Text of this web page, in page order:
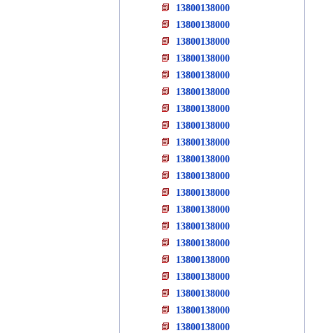
13800138000
13800138000
13800138000
13800138000
13800138000
13800138000
13800138000
13800138000
13800138000
13800138000
13800138000
13800138000
13800138000
13800138000
13800138000
13800138000
13800138000
13800138000
13800138000
13800138000